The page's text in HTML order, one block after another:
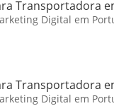
Transportadora
Digital em
Transportadora
Digital em